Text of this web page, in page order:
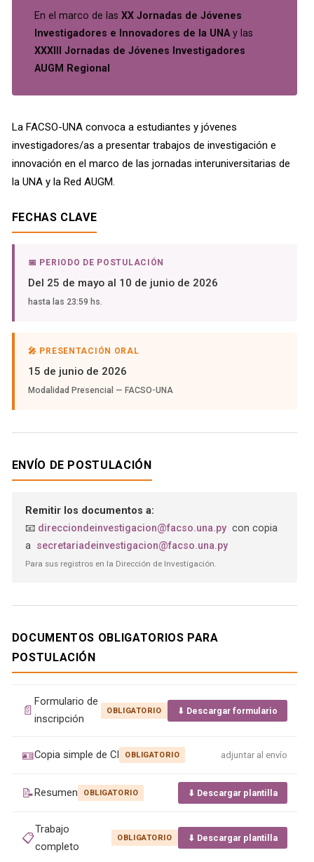
En el marco de las XX Jornadas de Jóvenes
Investigadores e Innovadores de la UNAy las
XXXIII Jornadas de Jóvenes Investigadores
AUGM Regional
La FACSO-UNA convoca a estudiantes y jóvenes
investigadores/as a presentar trabajos de investigación e
innovación en el marco de las jornadas interuniversitarias de
la UNA y la Red AUGM.
FECHAS CLAVE
📅 PERIODO DE POSTULACIÓN
Del 25 de mayo al 10 de junio de 2026
hasta las 23:59 hs.
🎤 PRESENTACIÓN ORAL
15 de junio de 2026
Modalidad Presencial — FACSO-UNA
ENVÍO DE POSTULACIÓN
Remitir los documentos a:
📧 direcciondeinvestigacion@facso.una.pycon copia
a secretariadeinvestigacion@facso.una.py
Para sus registros en la Dirección de Investigación.
DOCUMENTOS OBLIGATORIOS PARA
POSTULACIÓN
📄
Formulario de
inscripción
OBLIGATORIO ⬇ Descargar formulario
🪪Copia simple de CI OBLIGATORIO adjuntar al envío
📝Resumen OBLIGATORIO ⬇ Descargar plantilla
📋
Trabajo
completo
OBLIGATORIO ⬇ Descargar plantilla